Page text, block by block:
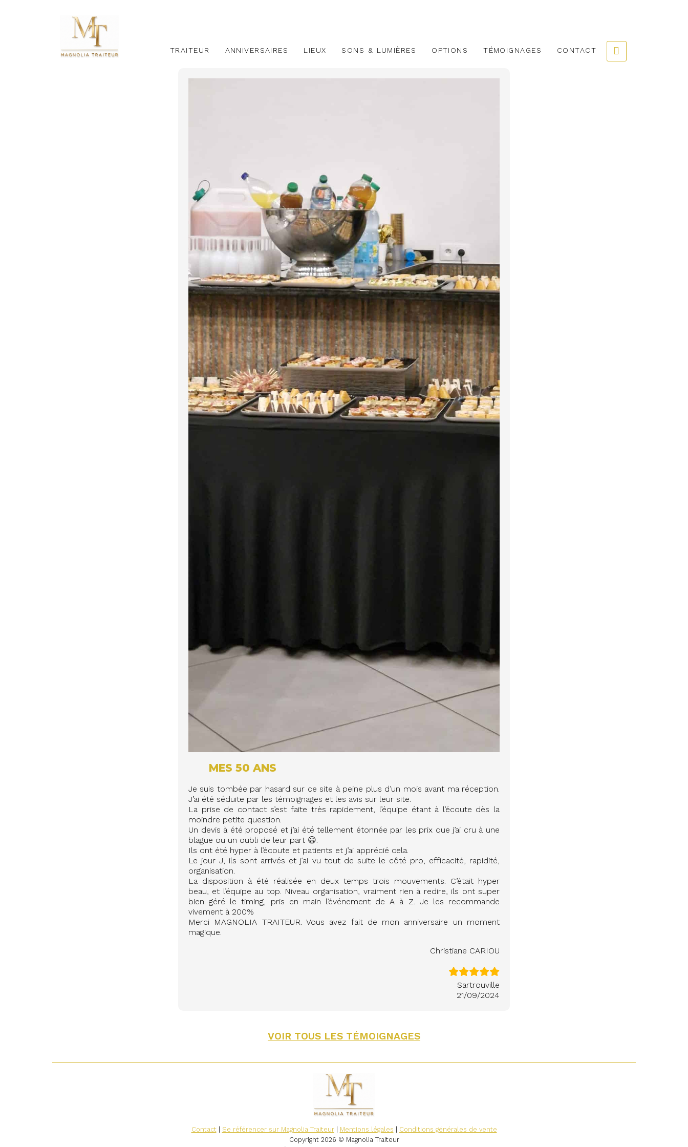
TRAITEUR ANNIVERSAIRES LIEUX SONS & LUMIÈRES OPTIONS TÉMOIGNAGES CONTACT
MES 50 ANS
Je suis tombée par hasard sur ce site à peine plus d’un mois avant ma réception.
J’ai été séduite par les témoignages et les avis sur leur site.
La prise de contact s’est faite très rapidement, l’équipe étant à l’écoute dès la
moindre petite question.
Un devis à été proposé et j’ai été tellement étonnée par les prix que j’ai cru à une
blague ou un oubli de leur part 😃.
Ils ont été hyper à l’écoute et patients et j’ai apprécié cela.
Le jour J, ils sont arrivés et j’ai vu tout de suite le côté pro, efficacité, rapidité,
organisation.
La disposition à été réalisée en deux temps trois mouvements. C’était hyper
beau, et l’équipe au top. Niveau organisation, vraiment rien à redire, ils ont super
bien géré le timing, pris en main l’événement de A à Z. Je les recommande
vivement à 200%
Merci MAGNOLIA TRAITEUR. Vous avez fait de mon anniversaire un moment
magique.
Christiane CARIOU
Sartrouville
21/09/2024
VOIR TOUS LES TÉMOIGNAGES
Contact| Se référencer sur Magnolia Traiteur| Mentions légales
Conditions générales de vente
Copyright 2026 © Magnolia Traiteur